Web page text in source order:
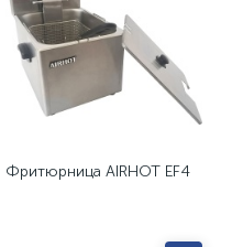
Фритюрница AIRHOT EF4